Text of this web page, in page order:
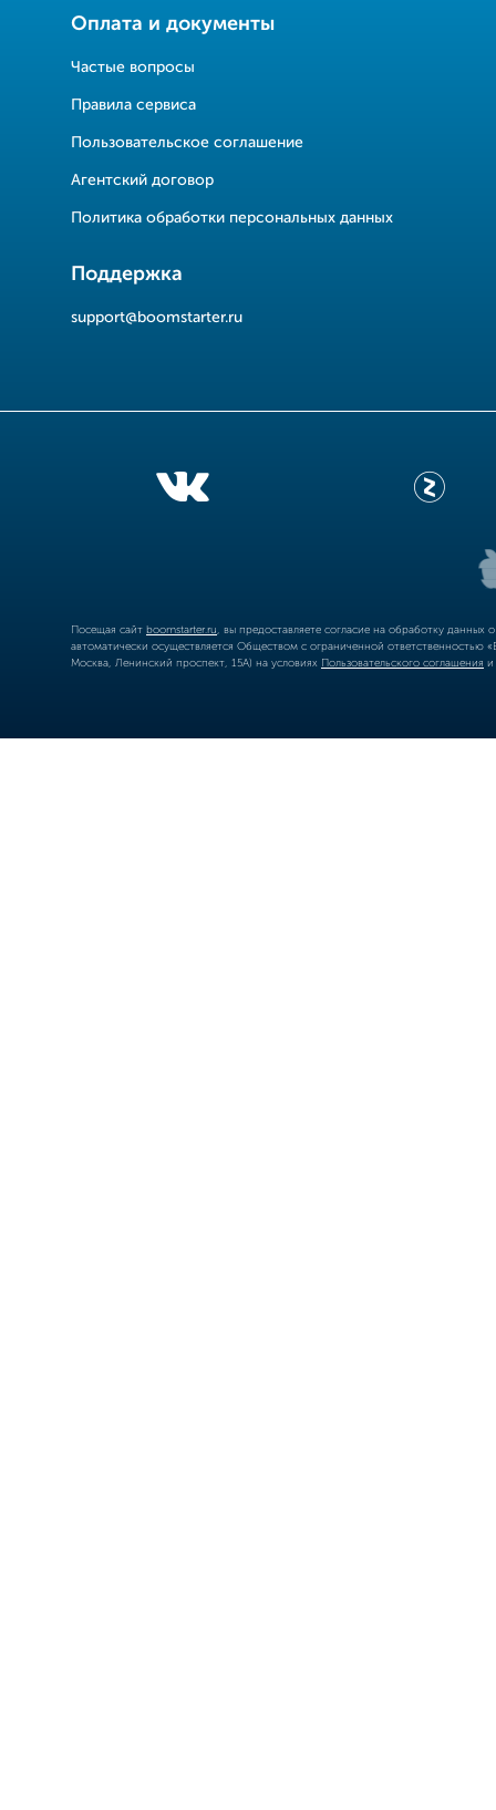
Оплата и документы
Частые вопросы
Правила сервиса
Пользовательское соглашение
Агентский договор
Политика обработки персональных данных
Поддержка
support@boomstarter.ru
Посещая сайт boomstarter.ru , вы предоставляете согласие на обработку
автоматически осуществляется Обществом с ограниченной
Москва, Ленинский проспект, 15А) на условиях Пользовательского соглашения и